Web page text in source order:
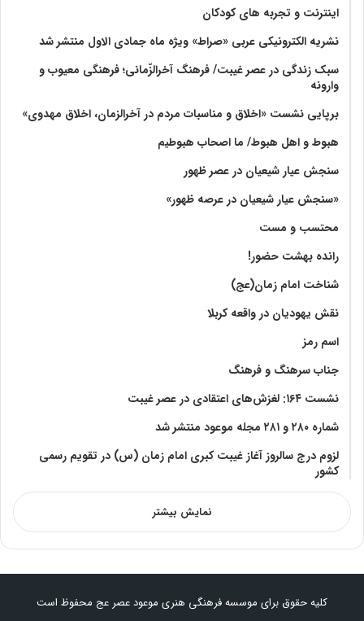
اینترنت و تجربه های کودکان
نشریه الکترونیکی عربی «صراط» ویژه ماه جمادی الاول منتشر شد
سبک زندگی در عصر غیبت/ فرهنگ آخرالزّمانی؛ فرهنگی معیوب و
وارونه
برپایی نشست «اخلاق و مناسبات مردم در آخرالزمان، اخلاق مهدوی»
هبوط و اهل هبوط/ ما اصحاب هبوطیم
سنجش عیار شیعیان در عصر ظهور
«سنجش عیار شیعیان در عرصه ظهور»
محتسب و مست
رانده بهشت‌ حضور!
شناخت امام زمان(عج)
نقش یهودیان در واقعه کربلا
اسم رمز
جناب سرهنگ و فرهنگ
نشست ۱۶۴: لغزش‌های اعتقادی در عصر غیبت
شماره ۲۸۰ و ۲۸۱ مجله موعود منتشر شد
لزوم درج سالروز آغاز غیبت کبری امام زمان (س) در تقویم رسمی
کشور
نمایش بیشتر
کلیه حقوق برای موسسه فرهنگی هنری موعود عصر عج محفوظ است